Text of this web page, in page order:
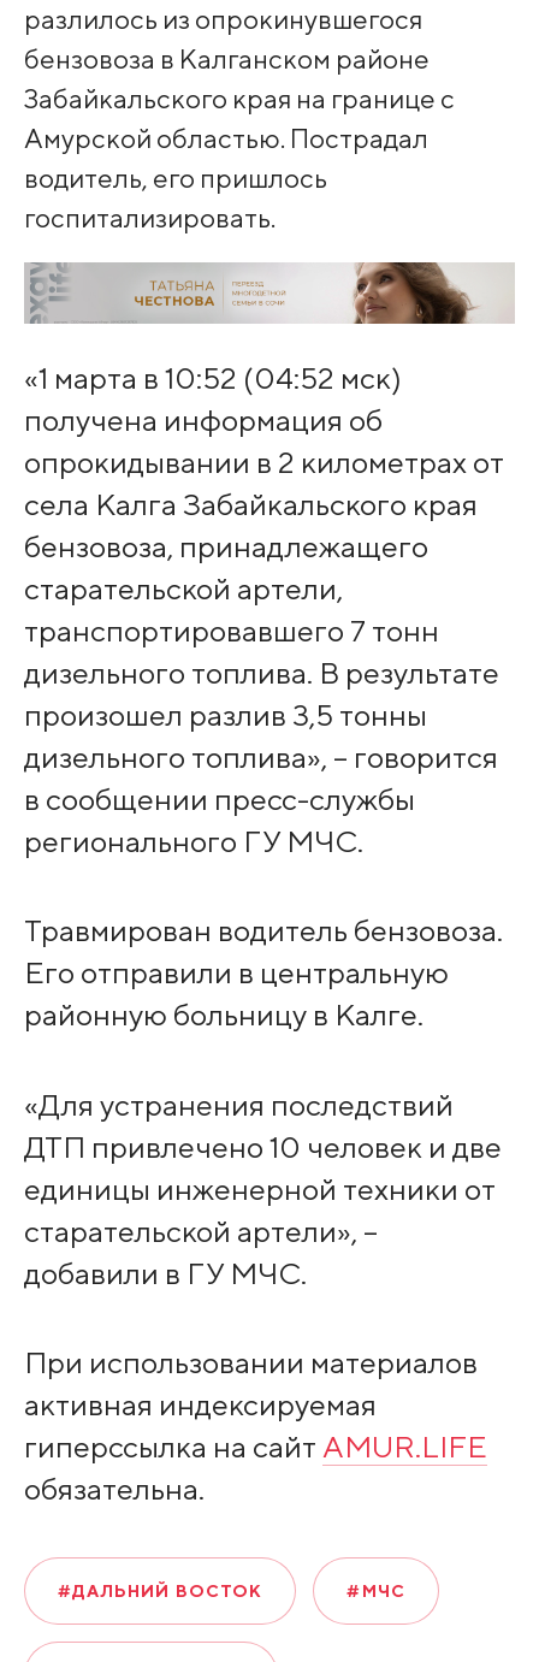
разлилось из опрокинувшегося
бензовоза в Калганском районе
Забайкальского края на границе с
Амурской областью. Пострадал
водитель, его пришлось
госпитализировать.
«1 марта в 10:52 (04:52 мск)
получена информация об
опрокидывании в 2 километрах от
села Калга Забайкальского края
бензовоза, принадлежащего
старательской артели,
транспортировавшего 7 тонн
дизельного топлива. В результате
произошел разлив 3,5 тонны
дизельного топлива», – говорится
в сообщении пресс-службы
регионального ГУ МЧС.
Травмирован водитель бензовоза.
Его отправили в центральную
районную больницу в Калге.
«Для устранения последствий
ДТП привлечено 10 человек и две
единицы инженерной техники от
старательской артели», –
добавили в ГУ МЧС.
При использовании материалов
активная индексируемая
гиперссылка на сайт AMUR.LIFE
обязательна.
#ДАЛЬНИЙ ВОСТОК #МЧС